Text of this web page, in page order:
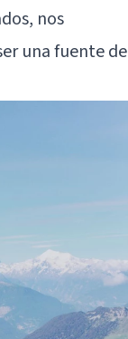
nos
una fuente de